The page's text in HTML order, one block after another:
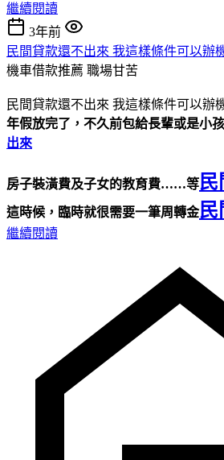
繼續閱讀
3年前
民間貸款還不出來 我這樣條件可以辦
機車借款推薦 職場甘苦
民間貸款還不出來 我這樣條件可以辦
年假放完了，不久前包給長輩或是小
出來
房子裝潢費及子女的教育費……等
這時候，臨時就很需要一筆周轉金民
繼續閱讀